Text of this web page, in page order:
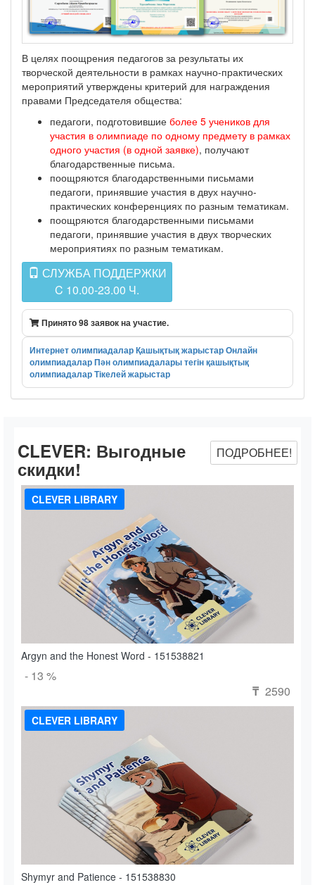
В целях поощрения педагогов за результаты их
творческой деятельности в рамках научно-практических
мероприятий утверждены критерий для награждения
правами Председателя общества:
педагоги, подготовившие более 5 учеников для
участия в олимпиаде по одному предмету в рамках
одного участия (в одной заявке), получают
благодарственные письма.
поощряются благодарственными письмами
педагоги, принявшие участия в двух научно-
практических конференциях по разным тематикам.
поощряются благодарственными письмами
педагоги, принявшие участия в двух творческих
мероприятиях по разным тематикам.
СЛУЖБА ПОДДЕРЖКИ
C 10.00-23.00 Ч.
Принято 98 заявок на участие.
Интернет олимпиадаларҚашықтық жарыстарОнлайн
олимпиадаларПән олимпиадаларытегін қашықтық
олимпиадаларТікелей жарыстар
CLEVER: Выгодные
скидки!
ПОДРОБНЕЕ!
CLEVER LIBRARY
Argyn and the Honest Word - 151538821
- 13 %
₸ 2590
CLEVER LIBRARY
Shymyr and Patience - 151538830